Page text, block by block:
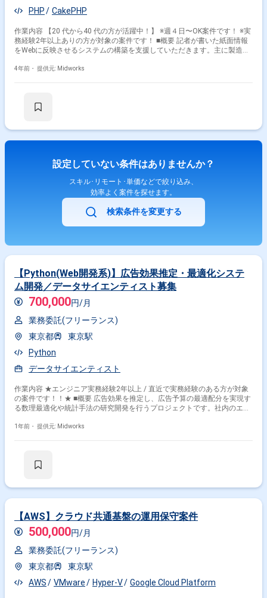
PHP
CakePHP
作業内容 【20 代から40 代の方が活躍中！】 ※週４日〜OK案件です！ ※実
務経験2年以上ありの方が対象の案件です！ ■概要 記者が書いた紙面情報
をWebに反映させるシステムの構築を支援していただきます。主に製造お
ます。 ■具体的な業務内容 ・記者の書いた記事情報をWebに反映させるシ
トの一員として、コミュニケーションを取りながら業務を進めて頂く予定
4年前・ 提供元: Midworks
設定していない条件はありませんか？
スキル･リモート･単価などで絞り込み、
効率よく案件を探せます。
検索条件を変更する
【Python(Web開発系)】広告効果推定・最適化システ
ム開発／データサイエンティスト募集
700,000円/月
業務委託(フリーランス)
東京都
東京駅
Python
データサイエンティスト
作業内容 ★エンジニア実務経験2年以上 / 直近で実務経験のある方が対象
の案件です！！★ ■概要 広告効果を推定し、広告予算の最適配分を実現す
る数理最適化や統計手法の研究開発を行うプロジェクトです。社内のエン
し、広告効果をより正確に推定する手法を開発します。また、研究成果を
の研究および開発 ・広告予算配分のための数理最適化手法の開発および実
1年前・ 提供元: Midworks
【AWS】クラウド共通基盤の運用保守案件
500,000円/月
業務委託(フリーランス)
東京都
東京駅
AWS
VMware Hyper-V Google Cloud Platform